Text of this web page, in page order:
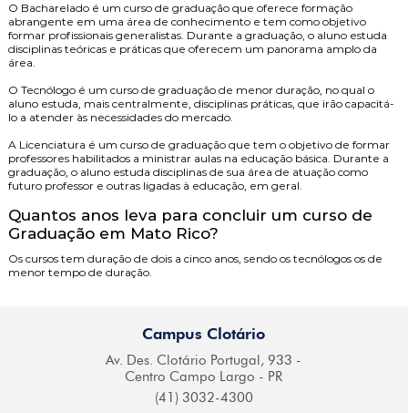
O Bachareladoé um curso de graduação que oferece formação
abrangente em uma área de conhecimento e tem como objetivo
formar profissionais generalistas. Durante a graduação, o aluno estuda
disciplinas teóricas e práticas que oferecem um panorama amplo da
área.
O Tecnólogoé um curso de graduação de menor duração, no qual o
aluno estuda, mais centralmente, disciplinas práticas, que irão capacitá-
lo a atender às necessidades do mercado.
A Licenciatura é um curso de graduação que tem o objetivo de formar
professores habilitados a ministrar aulas na educação básica. Durante a
graduação, o aluno estuda disciplinas de sua área de atuação como
futuro professor e outras ligadas à educação, em geral.
Quantos anos leva para concluir um curso de
Graduação em Mato Rico?
Os cursos tem duração de dois a cinco anos, sendo os tecnólogos os de
menor tempo de duração.
Campus Clotário
Av. Des. Clotário Portugal, 933 -
Centro Campo Largo - PR
(41) 3032-4300